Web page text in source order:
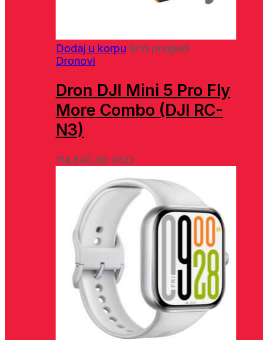
Dodaj u korpu Brzi pregled
Dronovi
Dron DJI Mini 5 Pro Fly
More Combo (DJI RC-
N3)
114.840,00 RSD